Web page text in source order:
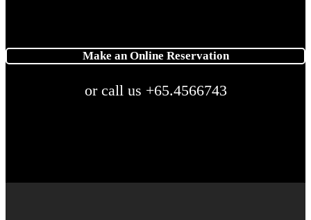
Make an Online Reservation
or call us +65.4566743